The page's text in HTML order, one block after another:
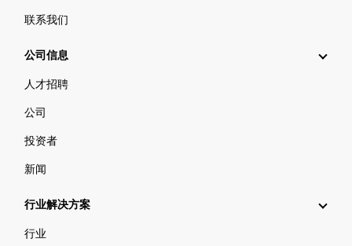
联系我们
公司信息
人才招聘
公司
投资者
新闻
行业解决方案
行业